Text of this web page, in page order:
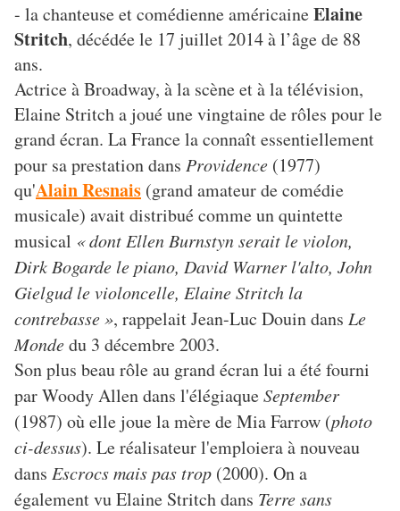
- la chanteuse et comédienne américaineElaine
Stritch, décédée le 17 juillet 2014 à l’âge de 88
ans.
Actrice à Broadway, à la scène et à la télévision,
Elaine Stritch a joué une vingtaine de rôles pour le
grand écran. La France la connaît essentiellement
pour sa prestation dans Providence (1977)
qu'Alain Resnais (grand amateur de comédie
musicale) avait distribué comme un quintette
musical « dont Ellen Burnstyn serait le violon,
Dirk Bogarde le piano, David Warner l'alto, John
Gielgud le violoncelle, Elaine Stritch la
contrebasse », rappelait Jean-Luc Douin dans Le
Mondedu 3 décembre 2003.
Son plus beau rôle au grand écran lui a été fourni
par Woody Allen dans l'élégiaqueSeptember
(1987) où elle joue la mère de Mia Farrow (photo
ci-dessus). Le réalisateur l'emploiera à nouveau
dans Escrocs mais pas trop (2000). On a
également vu Elaine Stritch dans Terre sans